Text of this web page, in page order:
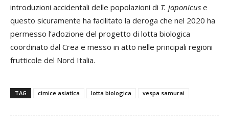
introduzioni accidentali delle popolazioni di T. japonicus e
questo sicuramente ha facilitato la deroga che nel 2020 ha
permesso l’adozione del progetto di lotta biologica
coordinato dal Crea e messo in atto nelle principali regioni
frutticole del Nord Italia.
TAG cimice asiatica lotta biologica vespa samurai